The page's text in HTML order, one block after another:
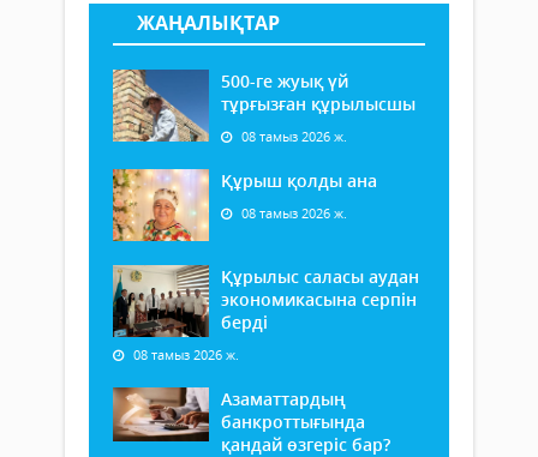
ЖАҢАЛЫҚТАР
500-ге жуық үй
тұрғызған құрылысшы
08 тамыз 2026 ж.
Құрыш қолды ана
08 тамыз 2026 ж.
Құрылыс саласы аудан
экономикасына серпін
берді
08 тамыз 2026 ж.
Азаматтардың
банкроттығында
қандай өзгеріс бар?